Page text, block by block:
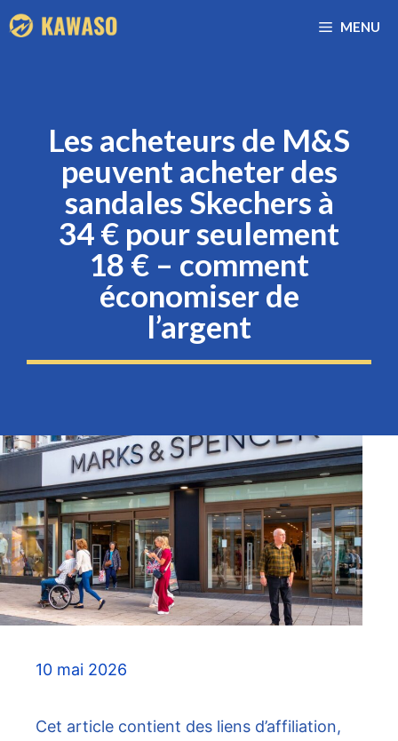
Aller
au
MENU
Les acheteurs de M&S
peuvent acheter des
sandales Skechers à
34 € pour seulement
18 € – comment
économiser de
l’argent
10 mai 2026
Cet article contient des liens d’affiliation,